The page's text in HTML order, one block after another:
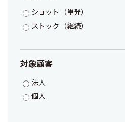
ショット（単発）
ストック（継続）
対象顧客
法人
個人